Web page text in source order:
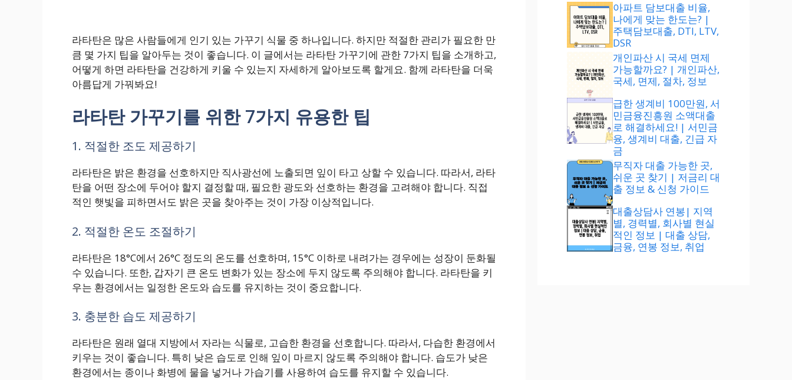
라타탄은 많은 사람들에게 인기 있는 가꾸기 식물 중 하나입니다. 하지만 적절한 관리가 필요한 만
큼 몇 가지 팁을 알아두는 것이 좋습니다. 이 글에서는 라타탄 가꾸기에 관한 7가지 팁을 소개하고,
어떻게 하면 라타탄을 건강하게 키울 수 있는지 자세하게 알아보도록 할게요. 함께 라타탄을 더욱
아름답게 가꿔봐요!
라타탄 가꾸기를 위한 7가지 유용한 팁
1. 적절한 조도 제공하기
라타탄은 밝은 환경을 선호하지만 직사광선에 노출되면 잎이 타고 상할 수 있습니다. 따라서, 라타
탄을 어떤 장소에 두어야 할지 결정할 때, 필요한 광도와 선호하는 환경을 고려해야 합니다. 직접
적인 햇빛을 피하면서도 밝은 곳을 찾아주는 것이 가장 이상적입니다.
2. 적절한 온도 조절하기
라타탄은 18°C에서 26°C 정도의 온도를 선호하며, 15°C 이하로 내려가는 경우에는 성장이 둔화될
수 있습니다. 또한, 갑자기 큰 온도 변화가 있는 장소에 두지 않도록 주의해야 합니다. 라타탄을 키
우는 환경에서는 일정한 온도와 습도를 유지하는 것이 중요합니다.
3. 충분한 습도 제공하기
라타탄은 원래 열대 지방에서 자라는 식물로, 고습한 환경을 선호합니다. 따라서, 다습한 환경에서
키우는 것이 좋습니다. 특히 낮은 습도로 인해 잎이 마르지 않도록 주의해야 합니다. 습도가 낮은
환경에서는 종이나 화병에 물을 넣거나 가습기를 사용하여 습도를 유지할 수 있습니다.
아파트 담보대출 비율,
나에게 맞는 한도는? |
주택담보대출, DTI, LTV,
DSR
개인파산 시 국세 면제
가능할까요? | 개인파산,
국세, 면제, 절차, 정보
급한 생계비 100만원, 서
민금융진흥원 소액대출
로 해결하세요! | 서민금
융, 생계비 대출, 긴급 자
금
무직자 대출 가능한 곳,
쉬운 곳 찾기 | 저금리 대
출 정보 & 신청 가이드
대출상담사 연봉| 지역
별, 경력별, 회사별 현실
적인 정보 | 대출 상담,
금융, 연봉 정보, 취업